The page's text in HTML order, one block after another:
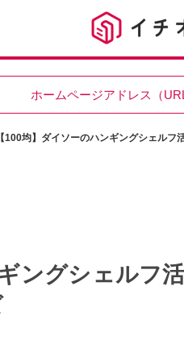
ホームページアドレス（
【100均】ダイソーのハンギングシェル
ングシェルフ